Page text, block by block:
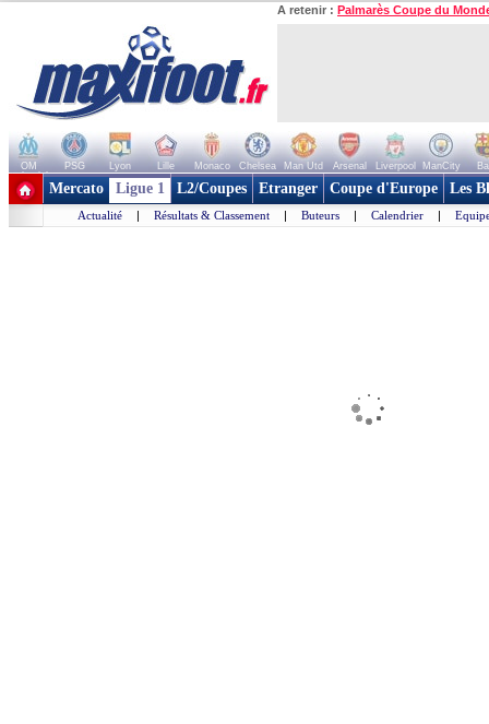
A retenir : Palmarès Coupe du
OM PSG Lyon Lille Monaco Chelsea Man Utd Arsenal Liverpool ManCity
+ de clubs
Mercato Ligue 1 L2/Coupes Etranger Coupe d'Europe Les
Actualité | Résultats & Classement | Buteurs | Calendrier |